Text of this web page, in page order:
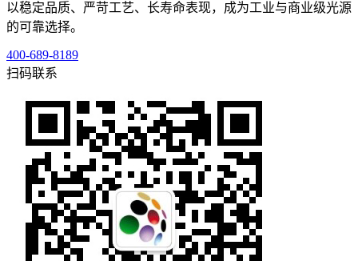
以稳定品质、严苛工艺、长寿命表现，成为工业与商业级光源
的可靠选择。
400-689-8189
扫码联系